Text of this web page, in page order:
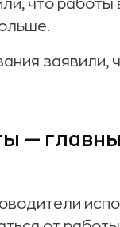
что
заявили,
—